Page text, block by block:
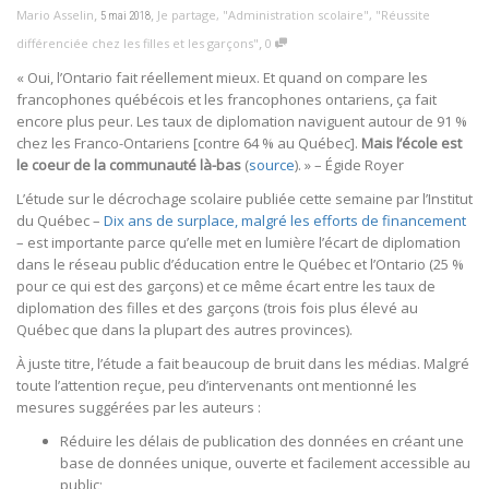
Mario Asselin, 5 mai 2018, Je partage, "Administration scolaire", "Réussite
différenciée chez les filles et les garçons", 0
« Oui, l’Ontario fait réellement mieux. Et quand on compare les
francophones québécois et les francophones ontariens, ça fait
encore plus peur. Les taux de diplomation naviguent autour de 91 %
chez les Franco-Ontariens [contre 64 % au Québec]. Mais l’école est
le coeur de la communauté là-bas (source). » – Égide Royer
L’étude sur le décrochage scolaire publiée cette semaine par l’Institut
du Québec – Dix ans de surplace, malgré les efforts de financement
– est importante parce qu’elle met en lumière l’écart de diplomation
dans le réseau public d’éducation entre le Québec et l’Ontario (25 %
pour ce qui est des garçons) et ce même écart entre les taux de
diplomation des filles et des garçons (trois fois plus élevé au
Québec que dans la plupart des autres provinces).
À juste titre, l’étude a fait beaucoup de bruit dans les médias. Malgré
toute l’attention reçue, peu d’intervenants ont mentionné les
mesures suggérées par les auteurs :
Réduire les délais de publication des données en créant une
base de données unique, ouverte et facilement accessible au
public;